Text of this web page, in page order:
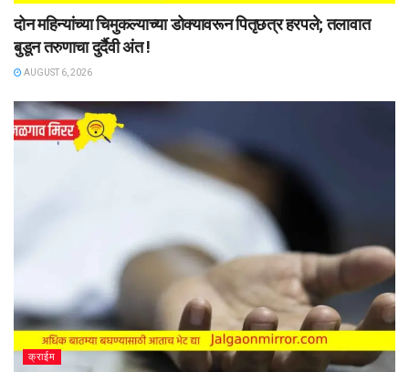
दोन महिन्यांच्या चिमुकल्याच्या डोक्यावरून पितृछत्र हरपले; तलावात
बुडून तरुणाचा दुर्दैवी अंत !
AUGUST 6, 2026
क्राईम